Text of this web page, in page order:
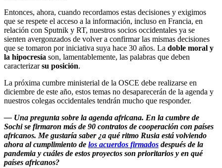
Entonces, ahora, cuando recordamos estas decisiones y exigimos
que se respete el acceso a la información, incluso en Francia, en
relación con Sputnik y RT, nuestros socios occidentales ya se
sienten avergonzados de volver a confirmar las mismas decisiones
que se tomaron por iniciativa suya hace 30 años. La doble moral y
la hipocresía son, lamentablemente, las palabras que deben
caracterizarsu posición.
La próxima cumbre ministerial de la OSCE debe realizarse en
diciembre de este año, estos temas no desaparecerán de la agenda y
nuestros colegas occidentales tendrán mucho que responder.
— Una pregunta sobre la agenda africana. En la cumbre de
Sochi se firmaron más de 90 contratos de cooperación con países
africanos. Me gustaría saber ¿a qué ritmo Rusia está volviendo
ahora al cumplimiento de los acuerdos firmados después de la
pandemia y cuáles de estos proyectos son prioritarios y en qué
países africanos?